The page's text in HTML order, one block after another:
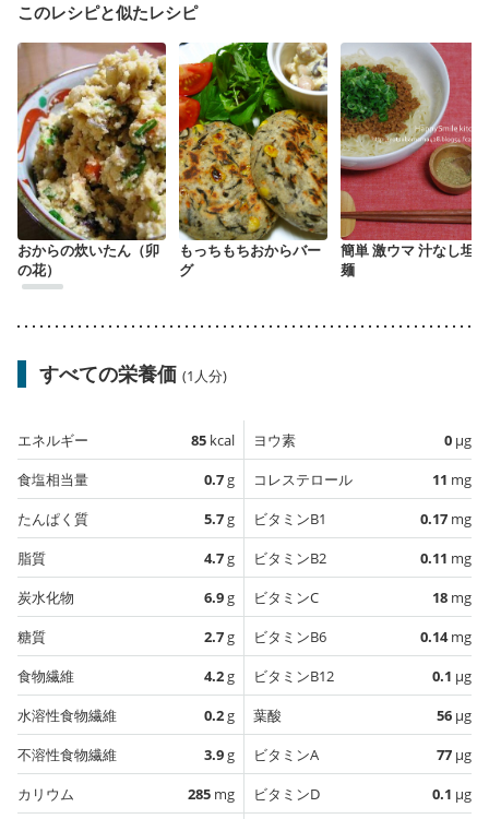
このレシピと似たレシピ
おからの炊いたん（卯
の花）
もっちもちおからバー
グ
簡単 激ウマ 汁なし坦々
麺
すべての栄養価 (1人分)
エネルギー 85 kcal
食塩相当量
0.7g
たんぱく質
5.7g
脂質
4.7g
炭水化物
6.9g
糖質
2.7g
食物繊維
4.2g
水溶性食物繊維
0.2g
不溶性食物繊維
3.9g
カリウム
285 mg
ヨウ素 0 µg
コレステロール
11 mg
ビタミンB1
0.17 mg
ビタミンB2
0.11 mg
ビタミンC
18 mg
ビタミンB6
0.14mg
ビタミンB12
0.1 µg
葉酸
56 µg
ビタミンA
77 µg
ビタミンD
0.1 µg